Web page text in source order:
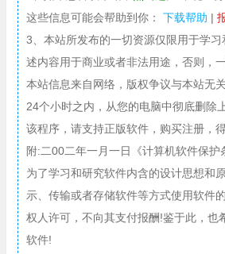
这些信息可能会帮助到你：
下载帮助 |
3、本站所发布的一切资源仅限用于学
述内容用于商业或者非法用途，否则，
本站信息来自网络，版权争议与本站无
24个小时之内，从您的电脑中彻底删除
该程序，请支持正版软件，购买注册，
附:二00二年一月一日《计算机软件保护
为了学习和研究软件内含的设计思想和
示、传输或者存储软件等方式使用软件
权人许可，不向其支付报酬!鉴于此，也
软件!